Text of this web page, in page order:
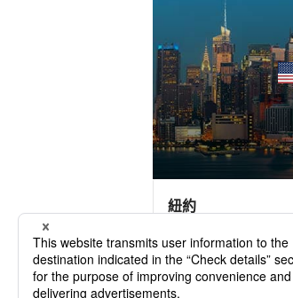
紐約
洛杉磯